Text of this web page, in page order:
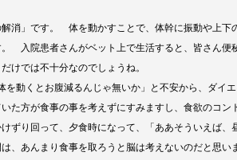
消」です。 体を動かすことで、体幹に振動や上下
。 入院患者さんがベット上で生活すると、皆さん
けでは不十分なのでしょうね。
動くとお腹減るんじゃ無いか」と不安から、ダイ
た方が食事の事を考えずにすみますし、食欲のコン
り回って、夕食時になって、「ああそういえば、
、あんまり食事を取ろうと脳は考えないのだと思い